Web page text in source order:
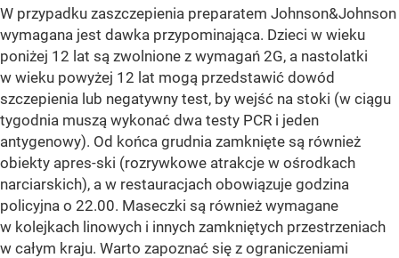
W przypadku zaszczepienia preparatem Johnson&Johnson
wymagana jest dawka przypominająca. Dzieci w wieku
poniżej 12 lat są zwolnione z wymagań 2G, a nastolatki
w wieku powyżej 12 lat mogą przedstawić dowód
szczepienia lub negatywny test, by wejść na stoki (w ciągu
tygodnia muszą wykonać dwa testy PCR i jeden
antygenowy). Od końca grudnia zamknięte są również
obiekty apres-ski (rozrywkowe atrakcje w ośrodkach
narciarskich), a w restauracjach obowiązuje godzina
policyjna o 22.00. Maseczki są również wymagane
w kolejkach linowych i innych zamkniętych przestrzeniach
w całym kraju. Warto zapoznać się z ograniczeniami